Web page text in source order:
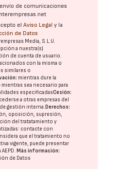
de comunicaciones
elAviso Legal y la
de Datos
Media, S.L.U.
a nuestra(s)
de cuenta de usuario.
con la misma o
similares o
mientras dure la
sea necesario para
especificadasCesión:
a otras empresas del
gestión interna. Derechos:
oposición, supresión,
del tratatamiento y
contacte con
que el tratamiento no
vigente, puede presentar
AEPD. Más información:
de Datos